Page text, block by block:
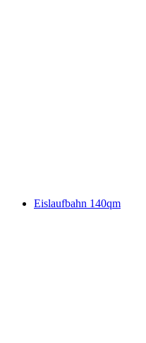
Eislaufbahn 140qm